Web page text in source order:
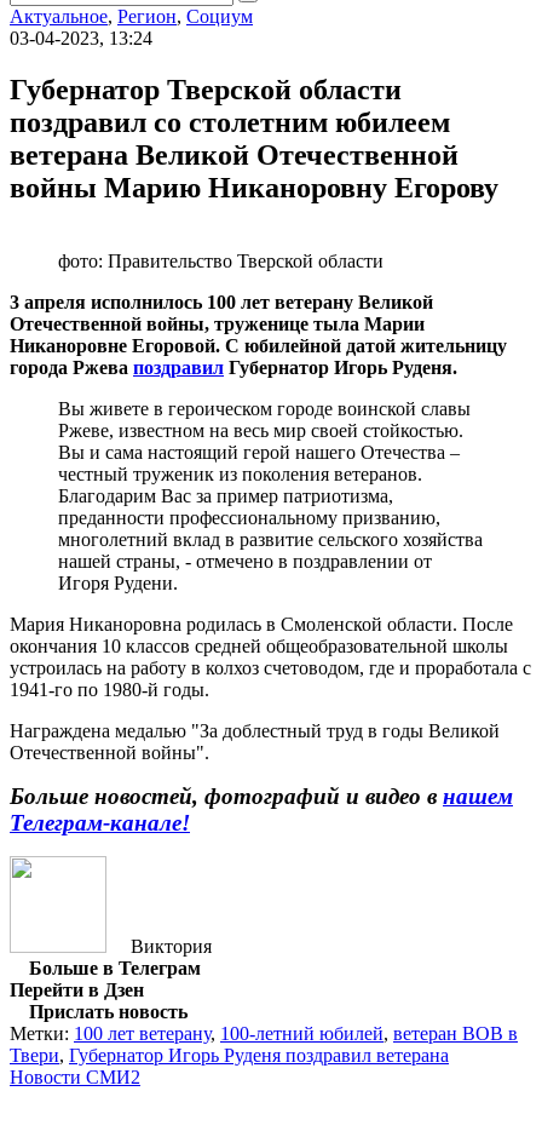
Актуальное, Регион, Социум
03-04-2023, 13:24
Губернатор Тверской области
поздравил со столетним юбилеем
ветерана Великой Отечественной
войны Марию Никаноровну Егорову
фото: Правительство Тверской области
3 апреля исполнилось 100 лет ветерану Великой
Отечественной войны, труженице тыла Марии
Никаноровне Егоровой. С юбилейной датой жительницу
города Ржева поздравил Губернатор Игорь Руденя.
Вы живете в героическом городе воинской славы
Ржеве, известном на весь мир своей стойкостью.
Вы и сама настоящий герой нашего Отечества –
честный труженик из поколения ветеранов.
Благодарим Вас за пример патриотизма,
преданности профессиональному призванию,
многолетний вклад в развитие сельского хозяйства
нашей страны, - отмечено в поздравлении от
Игоря Рудени.
Мария Никаноровна родилась в Смоленской области. После
окончания 10 классов средней общеобразовательной школы
устроилась на работу в колхоз счетоводом, где и проработала с
1941-го по 1980-й годы.
Награждена медалью "За доблестный труд в годы Великой
Отечественной войны".
Больше новостей, фотографий и видео в нашем
Телеграм-канале!
Виктория
Больше в Телеграм
Перейти в Дзен
Прислать новость
Метки: 100 лет ветерану, 100-летний юбилей, ветеран ВОВ в
Твери, Губернатор Игорь Руденя поздравил ветерана
Новости СМИ2